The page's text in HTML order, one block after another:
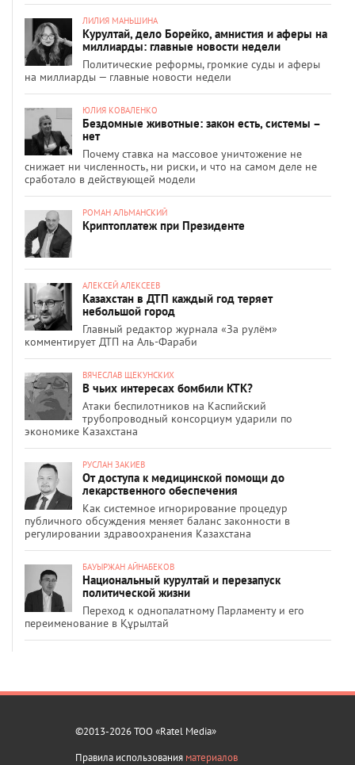
ЛИЛИЯ МАНЬШИНА
Курултай, дело Борейко, амнистия и аферы на
миллиарды: главные новости недели
Политические реформы, громкие суды и аферы
на миллиарды — главные новости недели
ЮЛИЯ КОВАЛЕНКО
Бездомные животные: закон есть, системы –
нет
Почему ставка на массовое уничтожение не
снижает ни численность, ни риски, и что на самом деле не
сработало в действующей модели
РОМАН АЛЬМАНСКИЙ
Криптоплатеж при Президенте
АЛЕКСЕЙ АЛЕКСЕЕВ
Казахстан в ДТП каждый год теряет
небольшой город
Главный редактор журнала «За рулём»
комментирует ДТП на Аль-Фараби
ВЯЧЕСЛАВ ЩЕКУНСКИХ
В чьих интересах бомбили КТК?
Атаки беспилотников на Каспийский
трубопроводный консорциум ударили по
экономике Казахстана
РУСЛАН ЗАКИЕВ
От доступа к медицинской помощи до
лекарственного обеспечения
Как системное игнорирование процедур
публичного обсуждения меняет баланс законности в
регулировании здравоохранения Казахстана
БАУЫРЖАН АЙНАБЕКОВ
Национальный курултай и перезапуск
политической жизни
Переход к однопалатному Парламенту и его
переименование в Құрылтай
©2013-2026 ТОО «Ratel Media»
Правила использования материалов